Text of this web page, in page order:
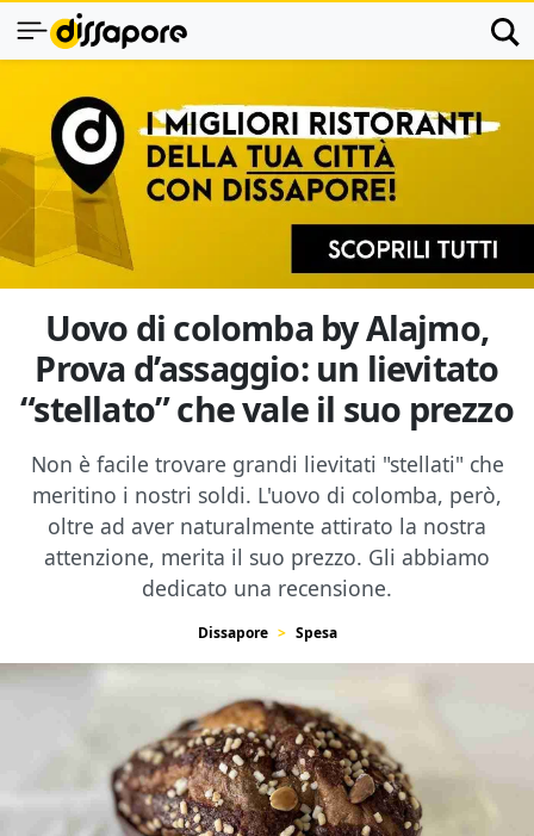
Uovo di colomba by Alajmo,
Prova d’assaggio: un lievitato
“stellato” che vale il suo prezzo
Non è facile trovare grandi lievitati "stellati" che
meritino i nostri soldi. L'uovo di colomba, però,
oltre ad aver naturalmente attirato la nostra
attenzione, merita il suo prezzo. Gli abbiamo
dedicato una recensione.
Dissapore Spesa